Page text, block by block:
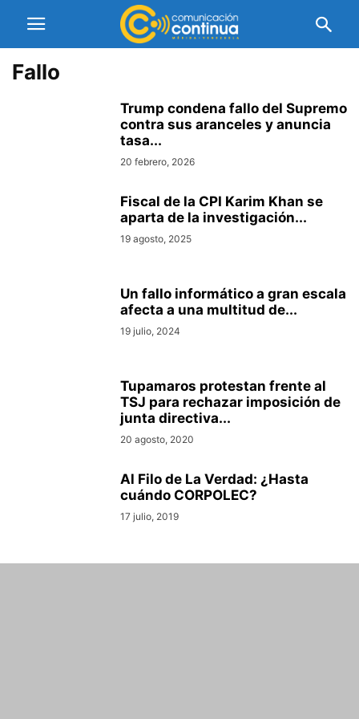
Fallo
Trump condena fallo del Supremo
contra sus aranceles y anuncia
tasa...
20 febrero, 2026
Fiscal de la CPI Karim Khan se
aparta de la investigación...
19 agosto, 2025
Un fallo informático a gran escala
afecta a una multitud de...
19 julio, 2024
Tupamaros protestan frente al
TSJ para rechazar imposición de
junta directiva...
20 agosto, 2020
Al Filo de La Verdad: ¿Hasta
cuándo CORPOLEC?
17 julio, 2019